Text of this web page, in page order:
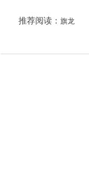
推荐阅读： 旗龙